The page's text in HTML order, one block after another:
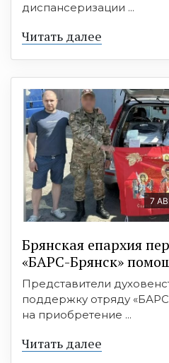
диспансеризации ...
Читать далее
7
Брянская епархия
«БАРС-Брянск»
Представители
поддержку отряду
на приобретение ...
Читать далее